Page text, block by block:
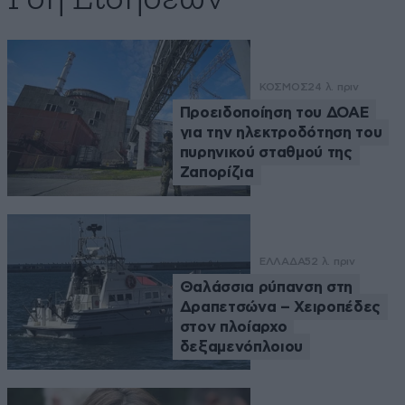
ΚΟΣΜΟΣ24 λ. πριν
Προειδοποίηση του ΔΟΑΕ
για την ηλεκτροδότηση του
πυρηνικού σταθμού της
Ζαπορίζια
ΕΛΛΑΔΑ52 λ. πριν
Θαλάσσια ρύπανση στη
Δραπετσώνα – Χειροπέδες
στον πλοίαρχο
δεξαμενόπλοιου